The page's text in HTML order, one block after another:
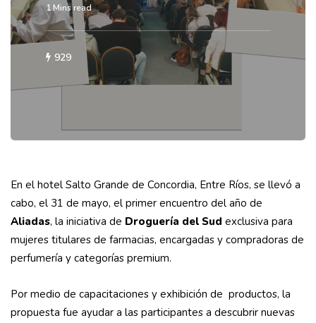
1 Mins read
929
En el hotel Salto Grande de Concordia, Entre Ríos, se llevó a
cabo, el 31 de mayo, el primer encuentro del año de
Aliadas, la iniciativa de Droguería del Sud exclusiva para
mujeres titulares de farmacias, encargadas y compradoras de
perfumería y categorías premium.
Por medio de capacitaciones y exhibición de productos, la
propuesta fue ayudar a las participantes a descubrir nuevas